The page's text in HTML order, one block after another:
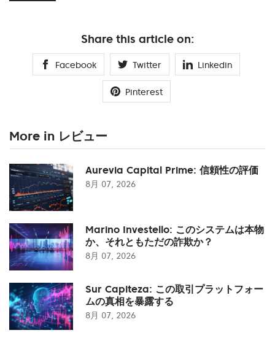
Share this article on:
Facebook Twitter Linkedin
Pinterest
More in レビュー
Aurevia Capital Prime: 信頼性の評価
8月 07, 2026
Marino Investello: このシステムは本物
か、それともただの詐欺か？
8月 07, 2026
Sur Capiteza: この取引プラットフォー
ムの真相を暴露する
8月 07, 2026